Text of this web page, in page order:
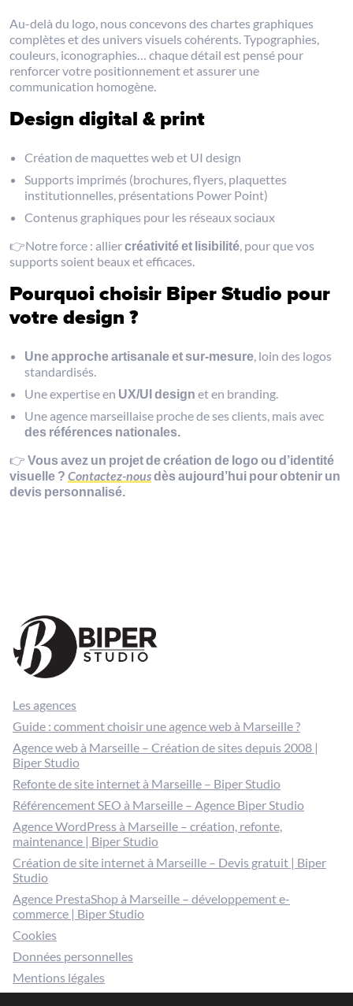
Au-delà du logo, nous concevons des chartes graphiques
complètes et des univers visuels cohérents. Typographies,
couleurs, iconographies… chaque détail est pensé pour
renforcer votre positionnement et assurer une
communication homogène.
Design digital & print
Création de maquettes web et UI design
Supports imprimés (brochures, flyers, plaquettes
institutionnelles, présentations Power Point)
Contenus graphiques pour les réseaux sociaux
👉Notre force : alliercréativité et lisibilité, pour que vos
supports soient beaux et efficaces.
Pourquoi choisir Biper Studio pour
votre design ?
Une approche artisanale et sur-mesure, loin des logos
standardisés.
Une expertise en UX/UI design et en branding.
Une agence marseillaise proche de ses clients, mais avec
des références nationales.
👉 Vous avez un projet de création de logo ou d’identité
visuelle ? Contactez-nousdès aujourd’hui pour obtenir un
devis personnalisé.
Les agences
Guide : comment choisir une agence web à Marseille ?
Agence web à Marseille – Création de sites depuis 2008 |
Biper Studio
Refonte de site internet à Marseille – Biper Studio
Référencement SEO à Marseille – Agence Biper Studio
Agence WordPress à Marseille – création, refonte,
maintenance | Biper Studio
Création de site internet à Marseille – Devis gratuit | Biper
Studio
Agence PrestaShop à Marseille – développement e-
commerce | Biper Studio
Cookies
Données personnelles
Mentions légales